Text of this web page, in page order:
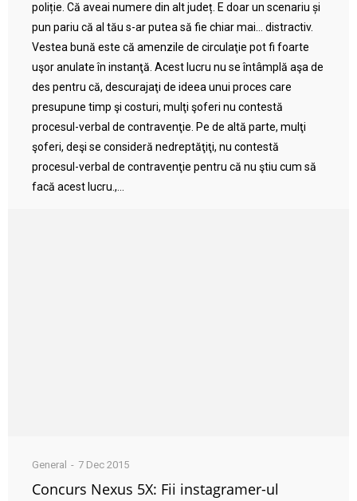
poliție. Că aveai numere din alt județ. E doar un scenariu și
pun pariu că al tău s-ar putea să fie chiar mai… distractiv.
Vestea bună este că amenzile de circulaţie pot fi foarte
uşor anulate în instanţă. Acest lucru nu se întâmplă aşa de
des pentru că, descurajaţi de ideea unui proces care
presupune timp şi costuri, mulţi şoferi nu contestă
procesul-verbal de contravenţie. Pe de altă parte, mulţi
şoferi, deşi se consideră nedreptăţiţi, nu contestă
procesul-verbal de contravenţie pentru că nu ştiu cum să
facă acest lucru.,...
General 7 Dec 2015
Concurs Nexus 5X: Fii instagramer-ul